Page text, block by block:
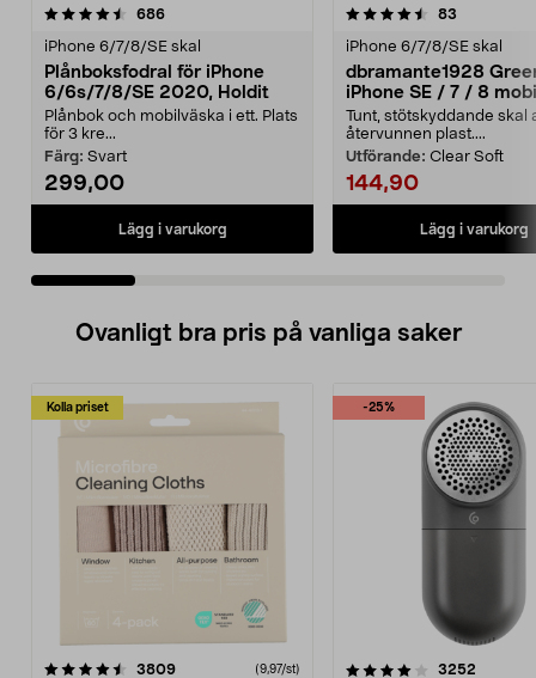
686recensioner
iPhone 6/7/8/SE skal
Plånboksfodral för iPhone
6/6s/7/8/SE 2020, Holdit
Plånbok och mobilväska i ett. Plats
för 3 kre...
Färg: Svart
299,00
Lägg i varukorg
4.5 av 5 stjärnor 83
iPhone 6/7/8/SE skal
dbramante1928
iPhone SE / 7 / 8
Tunt, stötskyddande skal
återvunnen plast....
Utförande: Clear Soft
144,90
Lägg i varukorg
4.5 av 5 stjärnor
Ovanligt bra pris på vanliga saker
Kolla priset
3809recensioner (9,97/st)
-25%
4.0av 5 stjärnor 3252
4.5av 5 stjärnor